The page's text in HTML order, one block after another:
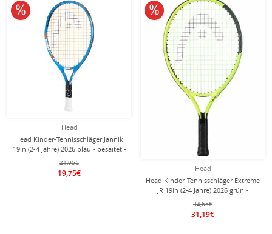
Head
Head Kinder-Tennisschläger Jannik
19in (2-4 Jahre) 2026 blau - besaitet -
21,95€
19,75€
10% reduziert
Head
Head Kinder-Tennisschläger Extreme
JR 19in (2-4 Jahre) 2026 grün -
besaitet -
34,65€
31,19€
10% reduziert